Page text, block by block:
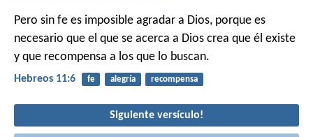
Pero sin fe es imposible agradar a Dios, porque es
necesario que el que se acerca a Dios crea que él existe
y que recompensa a los que lo buscan.
Hebreos 11:6 fe alegría recompensa
Siguiente versículo!